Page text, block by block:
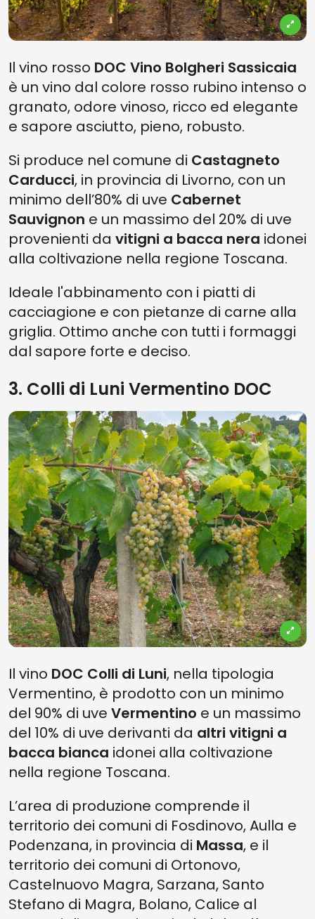
Il vino rosso DOC Vino Bolgheri Sassicaia
è un vino dal colore rosso rubino intenso o
granato, odore vinoso, ricco ed elegante
e sapore asciutto, pieno, robusto.
Si produce nel comune di Castagneto
Carducci, in provincia di Livorno, con un
minimo dell’80% di uve Cabernet
Sauvignon e un massimo del 20% di uve
provenienti da vitigni a bacca nera idonei
alla coltivazione nella regione Toscana.
Ideale l'abbinamento con i piatti di
cacciagione e con pietanze di carne alla
griglia. Ottimo anche con tutti i formaggi
dal sapore forte e deciso.
3. Colli di Luni Vermentino DOC
Il vino DOC Colli di Luni, nella tipologia
Vermentino, è prodotto con un minimo
del 90% di uve Vermentino e un massimo
del 10% di uve derivanti da altri vitigni a
bacca bianca idonei alla coltivazione
nella regione Toscana.
L’area di produzione comprende il
territorio dei comuni di Fosdinovo, Aulla e
Podenzana, in provincia di Massa, e il
territorio dei comuni di Ortonovo,
Castelnuovo Magra, Sarzana, Santo
Stefano di Magra, Bolano, Calice al